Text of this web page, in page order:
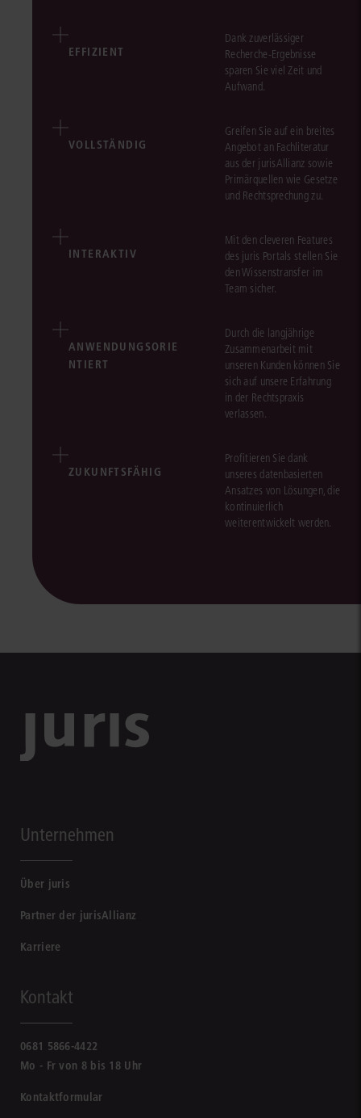
EFFIZIENT
Dank zuverlässiger
Recherche-Ergebnisse
sparen Sie viel Zeit und
Aufwand.
VOLLSTÄNDIG
Greifen Sie auf ein breites
Angebot an Fachliteratur
aus der jurisAllianz sowie
Primärquellen wie Gesetze
und Rechtsprechung zu.
INTERAKTIV
Mit den cleveren Features
des juris Portals stellen Sie
den Wissenstransfer im
Team sicher.
ANWENDUNGSORIE
NTIERT
Durch die langjährige
Zusammenarbeit mit
unseren Kunden können Sie
sich auf unsere Erfahrung
in der Rechtspraxis
verlassen.
ZUKUNFTSFÄHIG
Profitieren Sie dank
unseres datenbasierten
Ansatzes von Lösungen, die
kontinuierlich
weiterentwickelt werden.
Unternehmen
Über juris
Partner der jurisAllianz
Karriere
Kontakt
0681 5866-4422
Mo - Fr von 8 bis 18 Uhr
Kontaktformular